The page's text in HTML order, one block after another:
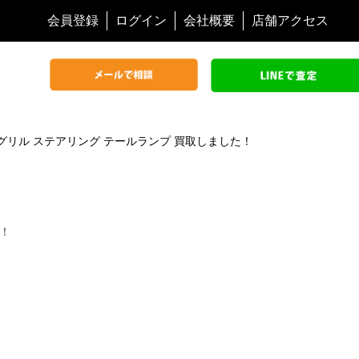
会員登録 ログイン 会社概要 店舗アクセス
ル ステアリング テールランプ 買取しました！